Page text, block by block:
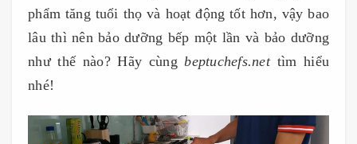
phẩm tăng tuổi thọ và hoạt động tốt hơn, vậy bao
lâu thì nên bảo dưỡng bếp một lần và bảo dưỡng
như thế nào? Hãy cùngbeptuchefs.nettìm hiểu
nhé!